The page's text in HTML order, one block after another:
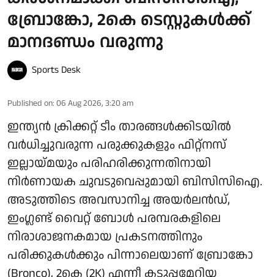
ബ്രോങ്കോ, 2കെ ടെസ്റ്റുകൾക്ക്
മാനദണ്ഡം വരുന്നു
Sports Desk
Published on: 06 Aug 2026, 3:20 am
ഇന്ത്യൻ ക്രിക്കറ്റ് ടീം താരങ്ങൾക്കിടയിൽ
വർധിച്ചുവരുന്ന പരുക്കുകളും ഫിറ്റ്നസ്
ഇല്ലായ്മയും പരിഹരിക്കുന്നതിനായി
നിർണായക ചുവടുവെപ്പുമായി ബിസിസിഐ.
അടുത്തിടെ അവസാനിച്ച അയർലൻഡ്,
ഇംഗ്ലണ്ട് വൈറ്റ് ബോൾ പരമ്പരകളിലെ
നിരാശാജനകമായ പ്രകടനത്തിനും
പരിക്കുകൾക്കും പിന്നാലെയാണ് ബ്രോങ്കോ
(Bronco), 2കെ (2K) എന്നീ കടുപ്പമേറിയ